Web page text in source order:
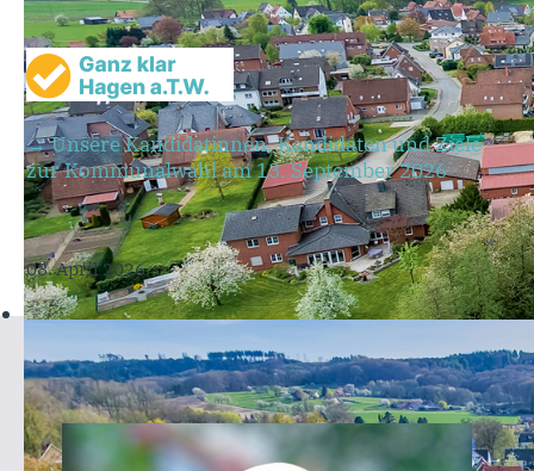
→ Unsere Kandidatinnen, Kandidaten und Ziele
zur Kommunalwahl am 13. September 2026
08. April 2026